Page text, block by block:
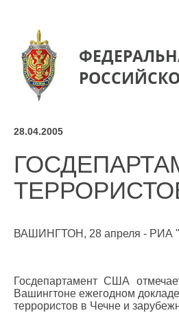
28.04.2005
ВАШИНГТОН, 28 апреля - РИА
Госдепартамент США
Вашингтоне ежегодном
террористов в Чечне и